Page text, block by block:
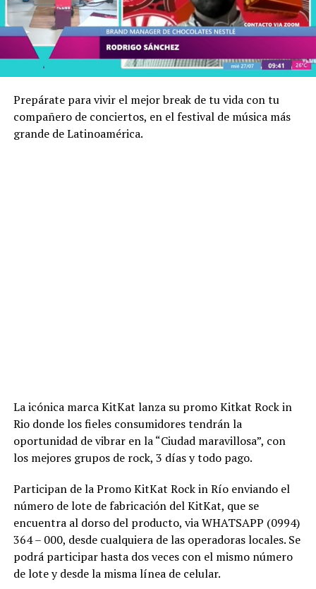
Prepárate para vivir el mejor break de tu vida con tu
compañero de conciertos, en el festival de música más
grande de Latinoamérica.
La icónica marca KitKat lanza su promo Kitkat Rock in
Rio donde los fieles consumidores tendrán la
oportunidad de vibrar en la “Ciudad maravillosa”, con
los mejores grupos de rock, 3 días y todo pago.
Participan de la Promo KitKat Rock in Río enviando el
número de lote de fabricación del KitKat, que se
encuentra al dorso del producto, via WHATSAPP (0994)
364 – 000, desde cualquiera de las operadoras locales. Se
podrá participar hasta dos veces con el mismo número
de lote y desde la misma línea de celular.